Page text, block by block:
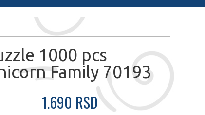
1000 pcs
Family 70193
1.690 RSD